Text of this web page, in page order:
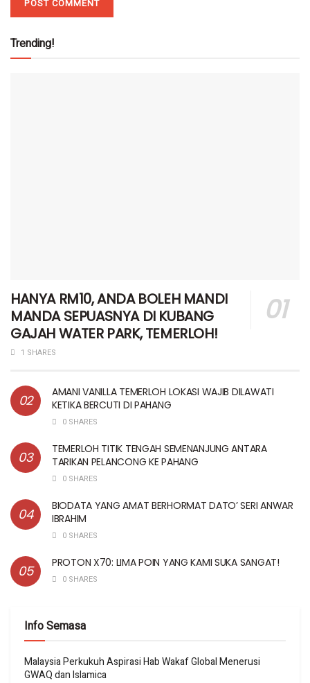
Trending!
HANYA RM10, ANDA BOLEH MANDI
MANDA SEPUASNYA DI KUBANG
GAJAH WATER PARK, TEMERLOH!
1 SHARES
AMANI VANILLA TEMERLOH LOKASI WAJIB DILAWATI
KETIKA BERCUTI DI PAHANG
0 SHARES
TEMERLOH TITIK TENGAH SEMENANJUNG ANTARA
TARIKAN PELANCONG KE PAHANG
0 SHARES
BIODATA YANG AMAT BERHORMAT DATO’ SERI ANWAR
IBRAHIM
0 SHARES
PROTON X70: LIMA POIN YANG KAMI SUKA SANGAT!
0 SHARES
Info Semasa
Malaysia Perkukuh Aspirasi Hab Wakaf Global Menerusi
GWAQ dan Islamica